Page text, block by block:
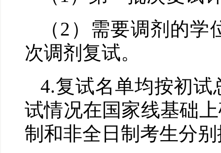
（2 ）需要调剂的学
次调剂复试。
4.复试名单均按初
试情况在国家线基础
制和非全日制考生分